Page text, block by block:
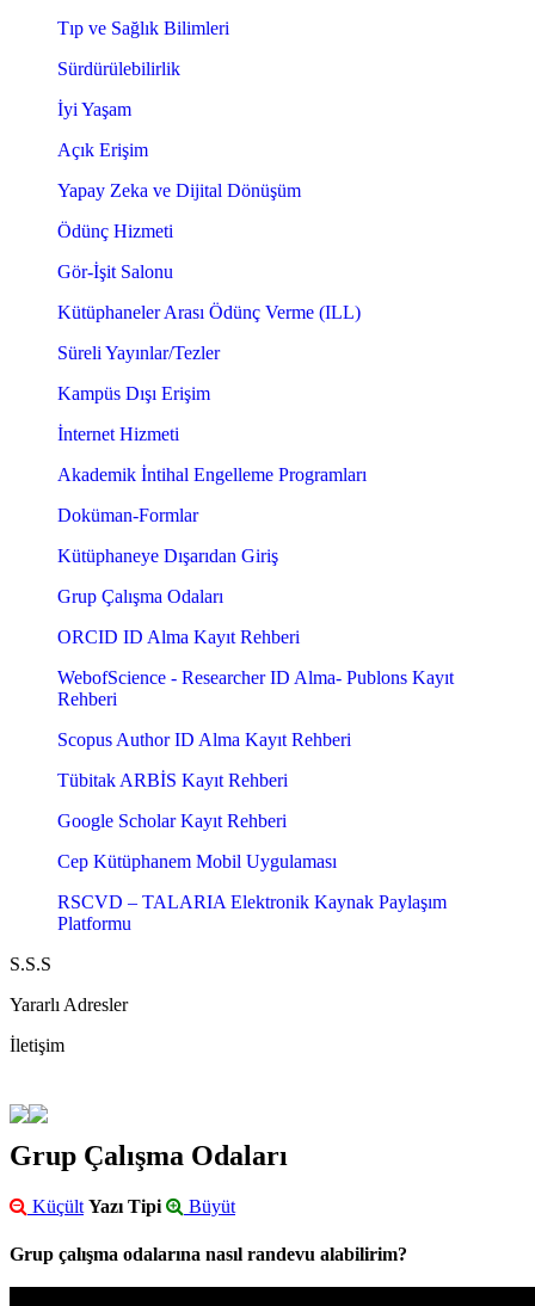
Tıp ve Sağlık Bilimleri
Sürdürülebilirlik
İyi Yaşam
Açık Erişim
Yapay Zeka ve Dijital Dönüşüm
Ödünç Hizmeti
Gör-İşit Salonu
Kütüphaneler Arası Ödünç Verme (ILL)
Süreli Yayınlar/Tezler
Kampüs Dışı Erişim
İnternet Hizmeti
Akademik İntihal Engelleme Programları
Doküman-Formlar
Kütüphaneye Dışarıdan Giriş
Grup Çalışma Odaları
ORCID ID Alma Kayıt Rehberi
WebofScience - Researcher ID Alma- Publons Kayıt
Rehberi
Scopus Author ID Alma Kayıt Rehberi
Tübitak ARBİS Kayıt Rehberi
Google Scholar Kayıt Rehberi
Cep Kütüphanem Mobil Uygulaması
RSCVD – TALARIA Elektronik Kaynak Paylaşım
Platformu
S.S.S
Yararlı Adresler
İletişim
Grup Çalışma Odaları
Küçült Yazı Tipi Büyüt
Grup çalışma odalarına nasıl randevu alabilirim?